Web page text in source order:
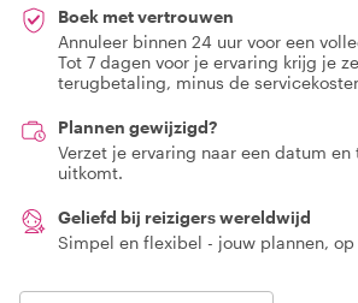
Boek met vertrouwen
Annuleer binnen 24 uur voor een
Tot 7 dagen voor je ervaring krijg je
terugbetaling, minus de
Plannen gewijzigd?
Verzet je ervaring naar een datum
uitkomt.
Geliefd bij reizigers wereldwijd
Simpel en flexibel - jouw plannen, op